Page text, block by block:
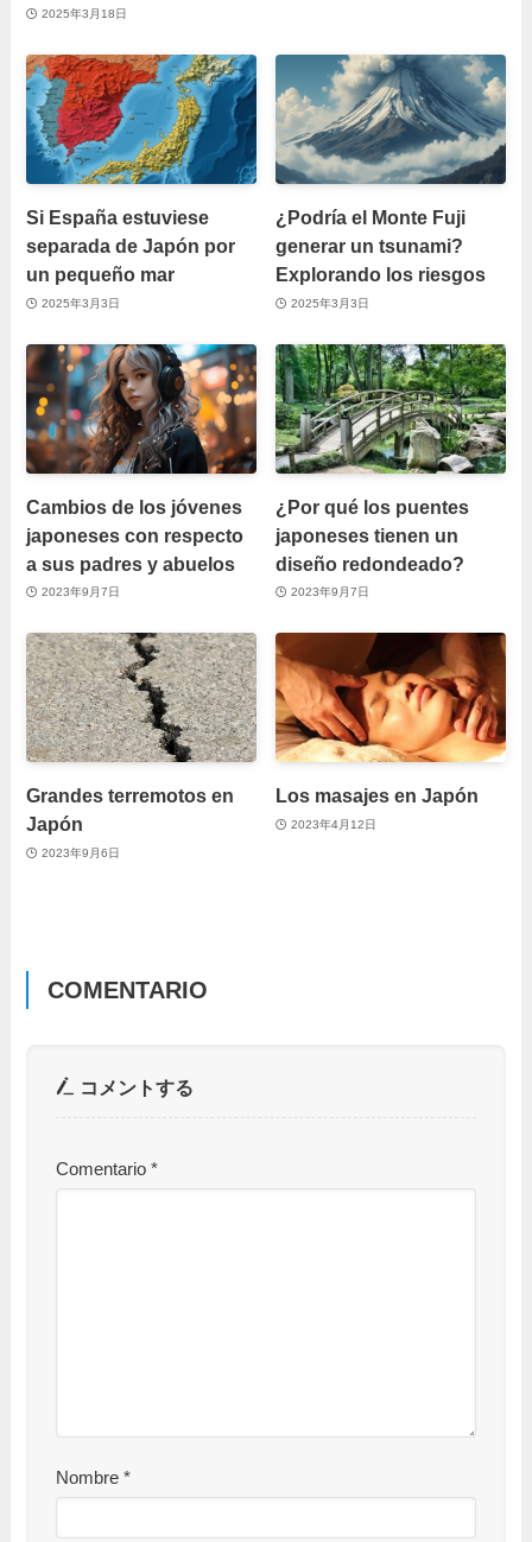
2025年3月18日
Si España estuviese
separada de Japón por
un pequeño mar
2025年3月3日
¿Podría el Monte Fuji
generar un tsunami?
Explorando los riesgos
2025年3月3日
Cambios de los jóvenes
japoneses con respecto
a sus padres y abuelos
2023年9月7日
¿Por qué los puentes
japoneses tienen un
diseño redondeado?
2023年9月7日
Grandes terremotos en
Japón
2023年9月6日
Los masajes en Japón
2023年4月12日
COMENTARIO
コメントする
Comentario *
Nombre *